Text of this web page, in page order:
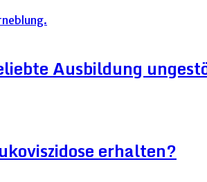
Ausbildung
erhalten?